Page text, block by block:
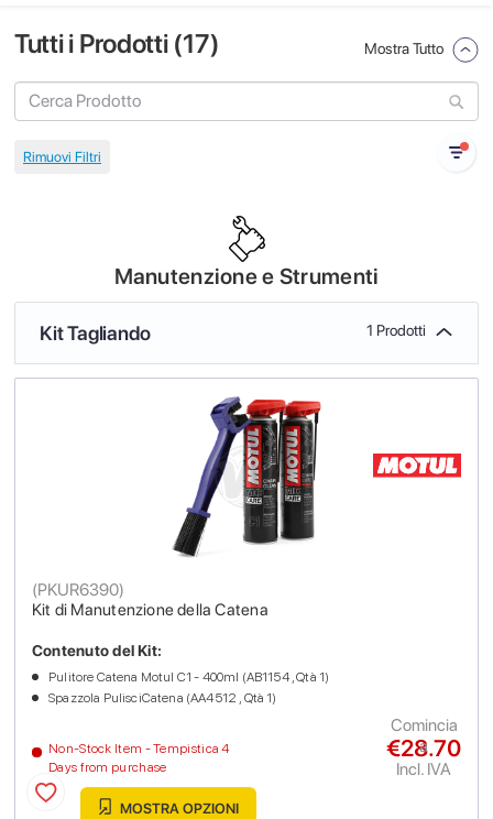
Tutti i Prodotti (17) Mostra Tutto
Manutenzione e Strumenti
Kit Tagliando 1 Prodotti
Kit di Manutenzione della Catena
(PKUR6390)
Non-Stock Item - Tempistica 4
Days from purchase
Contenuto del Kit:
Pulitore Catena Motul C1 - 400ml (AB1154 , Qtà 1)
Spazzola PulisciCatena (AA4512 , Qtà 1)
€28.70
Incl. IVA
Comincia
a
MOSTRA OPZIONI